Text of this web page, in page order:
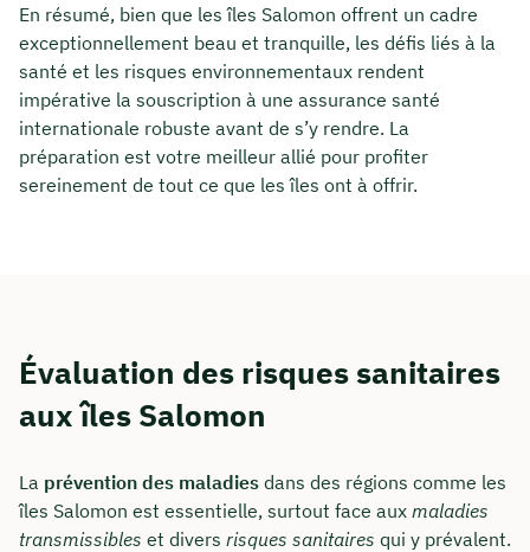
En résumé, bien que les îles Salomon offrent un cadre
exceptionnellement beau et tranquille, les défis liés à la
santé et les risques environnementaux rendent
impérative la souscription à une assurance santé
internationale robuste avant de s’y rendre. La
préparation est votre meilleur allié pour profiter
sereinement de tout ce que les îles ont à offrir.
Évaluation des risques sanitaires
aux îles Salomon
La prévention des maladies dans des régions comme les
îles Salomon est essentielle, surtout face aux maladies
transmissibles et divers risques sanitaires qui y prévalent.